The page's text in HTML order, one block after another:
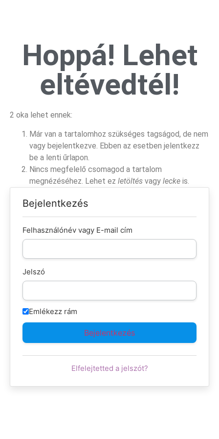
Hoppá! Lehet
eltévedtél!
2 oka lehet ennek:
Már van a tartalomhoz szükséges tagságod, de nem
vagy bejelentkezve. Ebben az esetben jelentkezz
be a lenti űrlapon.
Nincs megfelelő csomagod a tartalom
megnézéséhez. Lehet ez letöltés vagy lecke is.
Bejelentkezés
Felhasználónév vagy E-mail cím
Jelszó
Emlékezz rám
Elfelejtetted a jelszót?